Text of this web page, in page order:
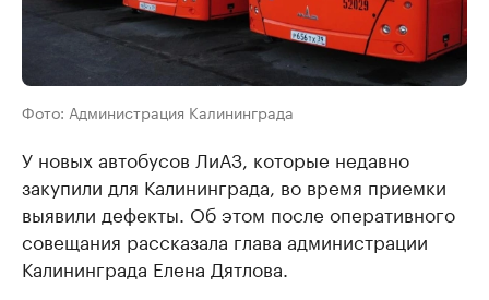
Фото: Администрация Калининграда
У новых автобусов ЛиАЗ, которые недавно
закупили для Калининграда, во время приемки
выявили дефекты. Об этом после оперaтивного
совещания рассказала глава администрации
Калининграда Елена Дятлова.